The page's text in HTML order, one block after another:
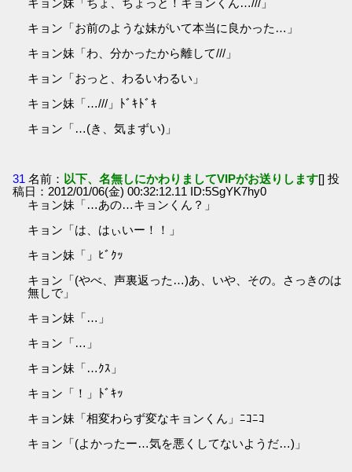
キョン妹「ちょ、ちょっと！キョンくん…///」
キョン「お前のような妹がいて本当に良かった…」
キョン妹「わ、分かったから離して///」
キョン「おっと、わるいわるい」
キョン妹「…///」ﾄﾞｷﾄﾞｷ
キョン「…(き、気まずい)」
31 名前： 以下、名無しにかわりましてVIPがお送りします[] 投
稿日：2012/01/06(金) 00:32:12.11 ID:5SgYK7hy0
キョン妹「…あの…キョンくん？」
キョン「は、はぃいー！！」
キョン妹「」ﾋﾞｸｯ
キョン「(やべ、声裏返った…)あ、いや、その。さっきのは
無しで」
キョン妹「…」
キョン「…」
キョン妹「…ｸｽ」
キョン「！」ﾄﾞｷｯ
キョン妹「相変わらず変なキョンくん」ﾆｺﾆｺ
キョン「(よかったー…気を悪くしてないようだ…)」